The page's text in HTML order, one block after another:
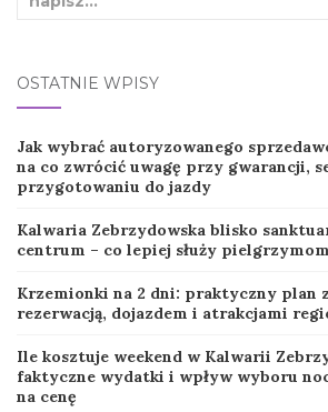
OSTATNIE WPISY
Jak wybrać autoryzowanego
na co zwrócić uwagę przy gwarancji,
przygotowaniu do jazdy
Kalwaria Zebrzydowska blisko
centrum – co lepiej służy
Krzemionki na 2 dni: praktyczny plan
rezerwacją, dojazdem i atrakcjami
Ile kosztuje weekend w Kalwarii
faktyczne wydatki i wpływ wyboru
na cenę